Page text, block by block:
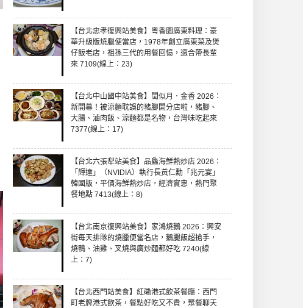
【台北忠孝復興站美食】粵香園廣東料理：豪
華升級版燒臘便當店，1978年創立廣東菜及煲
仔飯老店，祖孫三代的用餐回憶，適合帶長輩
來 7109(線上：23)
【台北中山國中站美食】閏似月．金香 2026：
新開幕！被涼麵耽誤的豬腳開分店啦，豬腳、
大腸、滷肉飯、涼麵都是名物，台灣味吃起來
7377(線上：17)
【台北六張犁站美食】品鱻海鮮熱炒店 2026：
「輝達」（NVIDIA）執行長黃仁勳「兆元宴」
韓國版，平價海鮮熱炒店，經濟實惠，熱門聚
餐地點 7413(線上：8)
【台北南京復興站美食】家鴻燒鵝 2026：興安
街每天排隊的燒臘便當名店，鵝腿飯超搶手，
燒鴨、油雞、叉燒與廣炒麵都好吃 7240(線
上：7)
【台北西門站美食】紅磡港式飲茶餐廳：西門
町老牌港式飲茶，餐點好吃又不貴，聚餐聊天